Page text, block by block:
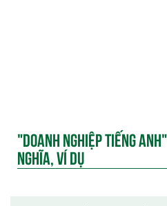
"DOANH NGHIỆP TIẾNG
NGHĨA, VÍ DỤ